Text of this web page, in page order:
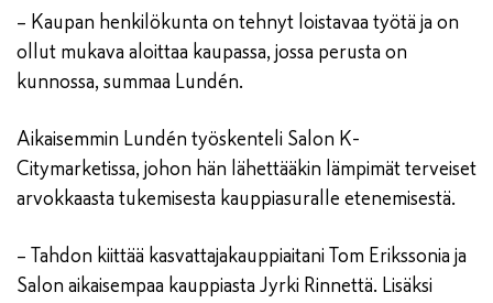
– Kaupan henkilökunta on tehnyt loistavaa työtä ja on
ollut mukava aloittaa kaupassa, jossa perusta on
kunnossa, summaa Lundén.
Aikaisemmin Lundén työskenteli Salon K-
Citymarketissa, johon hän lähettääkin lämpimät terveiset
arvokkaasta tukemisesta kauppiasuralle etenemisestä.
– Tahdon kiittää kasvattajakauppiaitani Tom Erikssonia ja
Salon aikaisempaa kauppiasta Jyrki Rinnettä. Lisäksi